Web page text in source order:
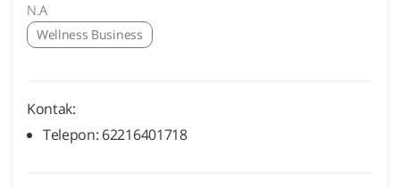
N.A
Wellness Business
Kontak:
Telepon: 62216401718